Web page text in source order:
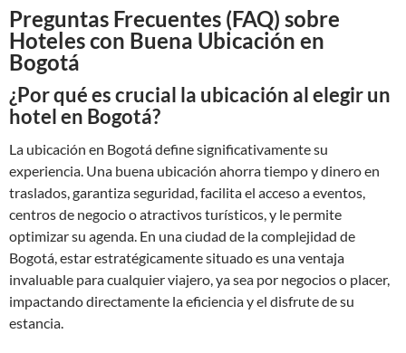
Preguntas Frecuentes (FAQ) sobre
Hoteles con Buena Ubicación en
Bogotá
¿Por qué es crucial la ubicación al elegir un
hotel en Bogotá?
La ubicación en Bogotá define significativamente su
experiencia. Una buena ubicación ahorra tiempo y dinero en
traslados, garantiza seguridad, facilita el acceso a eventos,
centros de negocio o atractivos turísticos, y le permite
optimizar su agenda. En una ciudad de la complejidad de
Bogotá, estar estratégicamente situado es una ventaja
invaluable para cualquier viajero, ya sea por negocios o placer,
impactando directamente la eficiencia y el disfrute de su
estancia.